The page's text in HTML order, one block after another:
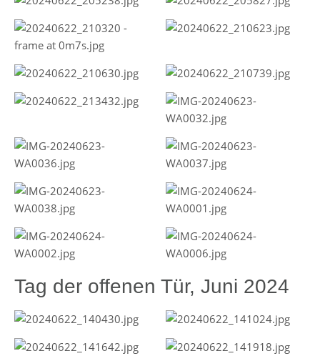
Tag der offenen Tür, Juni 2024